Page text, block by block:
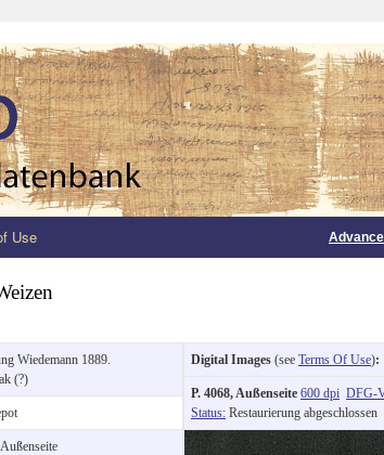
Use
Wiedemann 1889.
(?)
Außenseite
Digital Images (see Terms Of Use):
P. 4068, Außenseite 600 dpi DFG-
Status: Restaurierung abgeschlossen